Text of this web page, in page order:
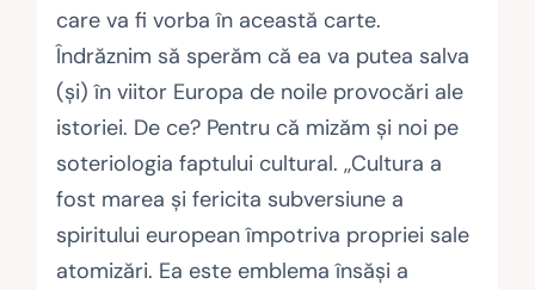
care va fi vorba în această carte.
Îndrăznim să sperăm că ea va putea salva
(și) în viitor Europa de noile provocări ale
istoriei. De ce? Pentru că mizăm și noi pe
soteriologia faptului cultural. ,,Cultura a
fost marea și fericita subversiune a
spiritului european împotriva propriei sale
atomizări. Ea este emblema însăși a